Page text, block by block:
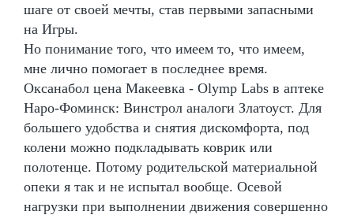
шаге от своей мечты, став первыми запасными
на Игры.
Но понимание того, что имеем то, что имеем,
мне лично помогает в последнее время.
Оксанабол цена Макеевка - Olymp Labs в аптеке
Наро-Фоминск: Винстрол аналоги Златоуст. Для
большего удобства и снятия дискомфорта, под
колени можно подкладывать коврик или
полотенце. Потому родительской материальной
опеки я так и не испытал вообще. Осевой
нагрузки при выполнении движения совершенно